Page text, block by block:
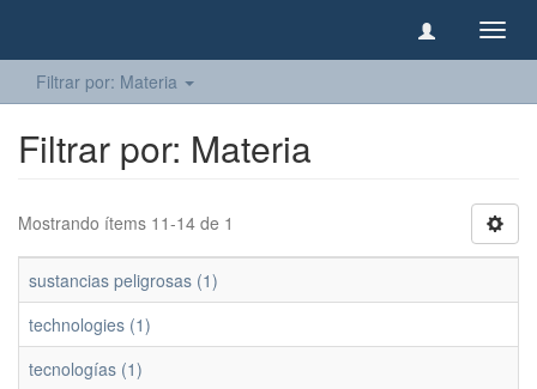
Filtrar por: Materia
Filtrar por: Materia
Mostrando ítems 11-14 de 1
sustancias peligrosas (1)
technologies (1)
tecnologías (1)